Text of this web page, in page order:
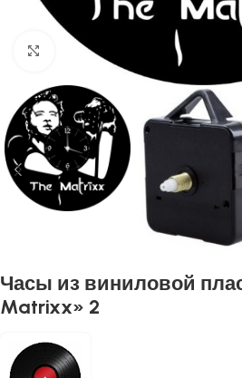
Нажмите, чтобы увеличить
Часы из виниловой
Matrixx» 2